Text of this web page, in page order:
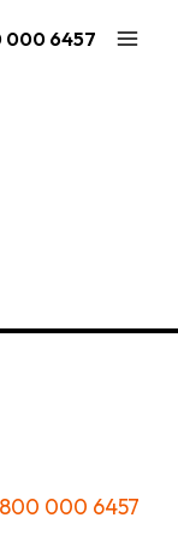
- XL
€
000 6457
000 6457